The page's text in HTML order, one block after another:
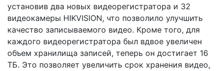
установив два новых видеорегистратора и 32
видеокамеры HIKVISION, что позволило улучшить
качество записываемого видео. Кроме того, для
каждого видеорегистратора был вдвое увеличен
объем хранилища записей, теперь он достигает 16
ТБ. Это позволяет увеличить срок хранения видео,